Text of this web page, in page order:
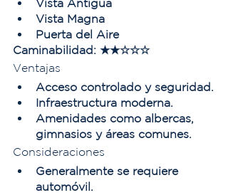
Vista Antigua
Vista Magna
Puerta del Aire
Caminabilidad: ★★☆☆☆
Ventajas
Acceso controlado y seguridad.
Infraestructura moderna.
Amenidades como albercas,
gimnasios y áreas comunes.
Consideraciones
Generalmente se requiere
automóvil.